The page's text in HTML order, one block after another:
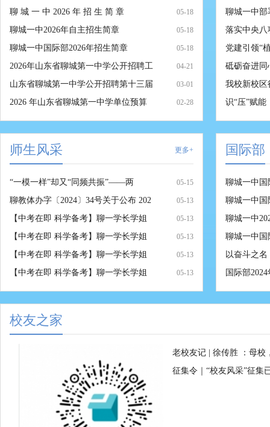
聊 城 一 中 2026 年 招 生 简 章 05-18
聊城一中2026年自主招生简章 05-18
聊城一中国际部2026年招生简章 05-18
2026年山东省聊城第一中学公开招聘工 04-21
山东省聊城第一中学公开招聘第十三届 03-01
2026 年山东省聊城第一中学单位预算 02-28
聊城一中部
落实中央八
党建引领“
砥砺奋进
我校新校区
识“压”赋
师生风采 更多+
“一模一样”却又“同频共振”——两 05-15
聊教体办字〔2024〕34号关于公布 202 05-13
【中考在即 科学备考】聊一学长学姐 05-13
【中考在即 科学备考】聊一学长学姐 05-13
【中考在即 科学备考】聊一学长学姐 05-13
【中考在即 科学备考】聊一学长学姐 05-13
国际部
聊城一中国
聊城一中国
聊城一中
聊城一中国
以奋斗之
国际部
校友之家
老校友记 | 徐传胜 ：母校
征集令｜“校友风采”征集